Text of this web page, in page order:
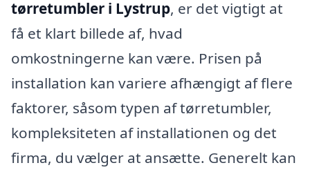
tørretumbler i Lystrup, er det vigtigt at
få et klart billede af, hvad
omkostningerne kan være. Prisen på
installation kan variere afhængigt af flere
faktorer, såsom typen af tørretumbler,
kompleksiteten af installationen og det
firma, du vælger at ansætte. Generelt kan